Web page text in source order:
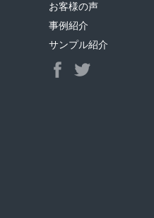
お客様の声
事例紹介
サンプル紹介